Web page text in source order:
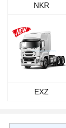
NKR
EXZ